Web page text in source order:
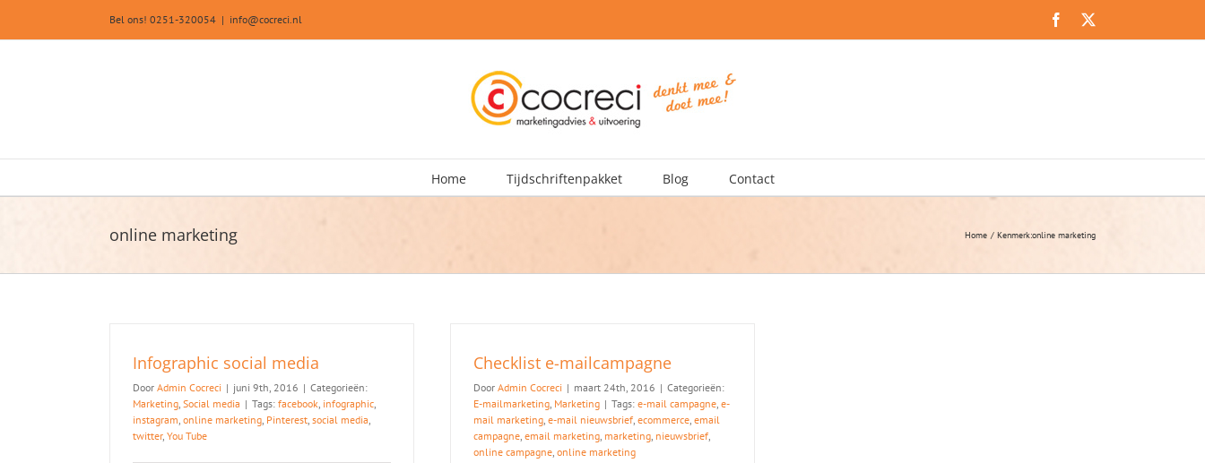
inhoud
Bel ons! 0251-320054 | info@cocreci.nl Facebook
Home Tijdschriftenpakket Blog Contact
online marketing Home Kenmerk:online marketing
Infographic social media
Door Admin Cocreci | juni 9th, 2016 | Categorieën:
Marketing, Social media | Tags: facebook, infographic,
instagram, online marketing, Pinterest, social media,
twitter, You Tube
Checklist e-mailcampagne
Door Admin Cocreci | maart 24th, 2016 | Categorieën:
E-mailmarketing, Marketing | Tags: e-mail campagne, e-
mail marketing, e-mail nieuwsbrief, ecommerce, email
campagne, email marketing, marketing, nieuwsbrief,
online campagne, online marketing